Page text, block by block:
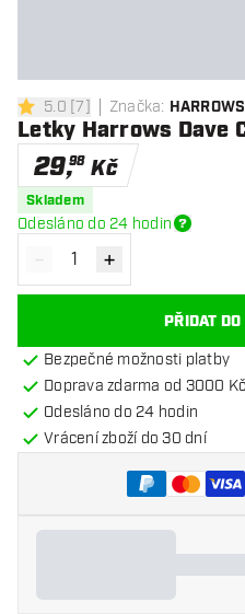
5 hodnoticí hvězdičky
5.0 [7] Značka: HARROWS
Letky Harrows Dave
29,98 Kč
Skladem
Odesláno do 24 hodin
Snížit množství
- Zvýšit množství
+
PŘIDAT
Bezpečné možnosti platby
Doprava zdarma od 3000 Kč
Odesláno do 24 hodin
Vrácení zboží do 30 dní